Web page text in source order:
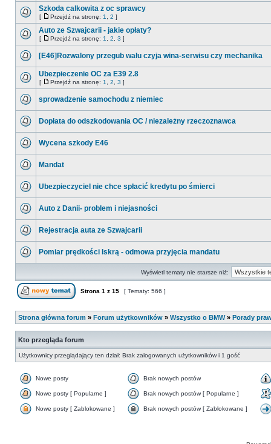
Szkoda calkowita z oc sprawcy
[ Przejdź na stronę: 1 2 ]
Auto ze Szwajcarii - jakie opłaty?
[ Przejdź na stronę: 1 2 3 ]
[E46]Rozwalony przegub wału czyja wina-serwisu czy mechanika
Ubezpieczenie OC za E39 2.8
[ Przejdź na stronę: 1 2 3 ]
sprowadzenie samochodu z niemiec
Dopłata do odszkodowania OC / niezależny rzeczoznawca
Wycena szkody E46
Mandat
Ubezpieczyciel nie chce spłacić kredytu po śmierci
Auto z Danii- problem i niejasności
Rejestracja auta ze Szwajcarii
Pomiar prędkości Iskrą - odmowa przyjęcia mandatu
Wyświetl tematy nie starsze niż:
Strona 1 z 15 [ Tematy: 566 ]
Strona główna forum » Forum użytkowników » Wszystko o BMW» Porady
Kto przegląda forum
Użytkownicy przeglądający ten dział: Brak zalogowanych użytkowników i 1 gość
Nowe posty Brak nowych postów
Nowe posty [ Popularne ] Brak nowych postów [ Popularne ]
Nowe posty [ Zablokowane ] Brak nowych postów [ Zablokowane ]